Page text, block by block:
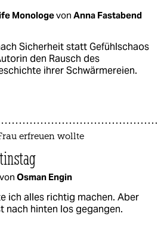
Monologevon Anna Fastabend
Sicherheit statt Gefühlschaos
den Rausch des
ihrer Schwärmereien.
erfreuen wollte
von Osman Engin
ich alles richtig machen. Aber
nach hinten los gegangen.